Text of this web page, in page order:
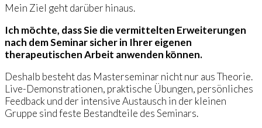
Mein Ziel geht darüber hinaus.
Ich möchte, dass Sie die vermittelten Erweiterungen
nach dem Seminar sicher in Ihrer eigenen
therapeutischen Arbeit anwenden können.
Deshalb besteht das Masterseminar nicht nur aus Theorie.
Live-Demonstrationen, praktische Übungen, persönliches
Feedback und der intensive Austausch in der kleinen
Gruppe sind feste Bestandteile des Seminars.